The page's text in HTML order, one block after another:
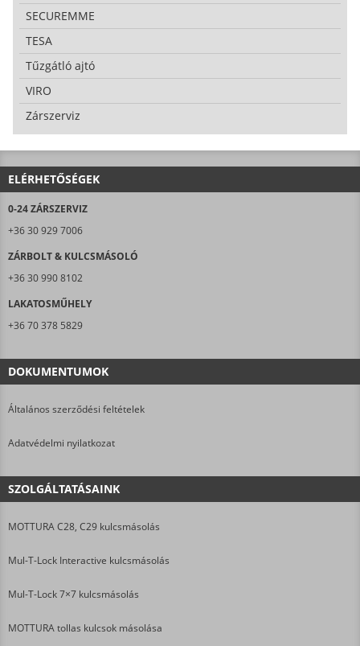
SECUREMME
TESA
Tűzgátló ajtó
VIRO
Zárszerviz
ELÉRHETŐSÉGEK
0-24 ZÁRSZERVIZ
+36 30 929 7006
ZÁRBOLT & KULCSMÁSOLÓ
+36 30 990 8102
LAKATOSMŰHELY
+36 70 378 5829
DOKUMENTUMOK
Általános szerződési feltételek
Adatvédelmi nyilatkozat
SZOLGÁLTATÁSAINK
MOTTURA C28, C29 kulcsmásolás
Mul-T-Lock Interactive kulcsmásolás
Mul-T-Lock 7×7 kulcsmásolás
MOTTURA tollas kulcsok másolása